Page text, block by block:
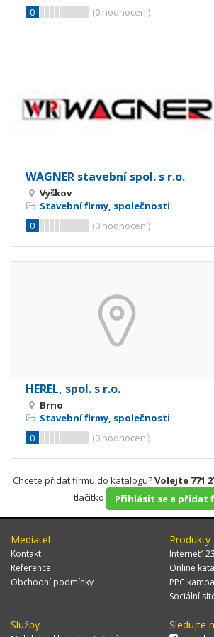
0
(0 hodnocení)
WAGNER stavební spol. s r.o.
Vyškov
Stavební firmy, společnosti
0
(0 hodnocení)
HEREL, spol. s r.o.
Brno
Stavební firmy, společnosti
0
(0 hodnocení)
Chcete přidat firmu do katalogu?Volejte 771
tlačítko
Přihlásit se a přidat
Mediatel
Kontakt
Reference
Obchodní podmínky
Produkty
Online
PPC
Sociální
Služby Sledujte